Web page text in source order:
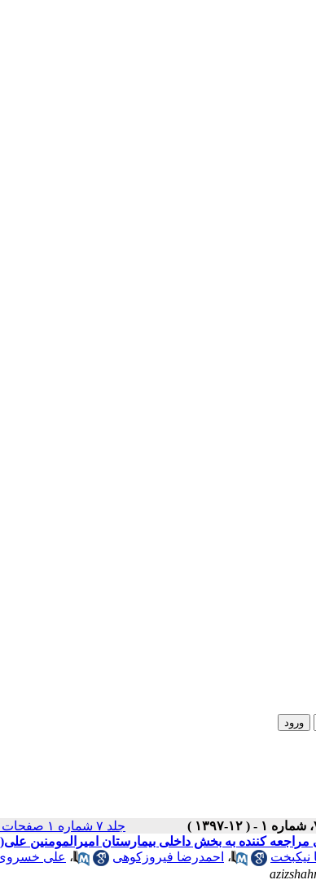
جلد ۷ شماره ۱ صفحات ۷۳۶-۷۲۸
کننده به بخش داخلی بیمارستان امیرالمومنین علی(ع)
نیکبخت ، احمدرضا فیروزکوهی ، علی خسروی